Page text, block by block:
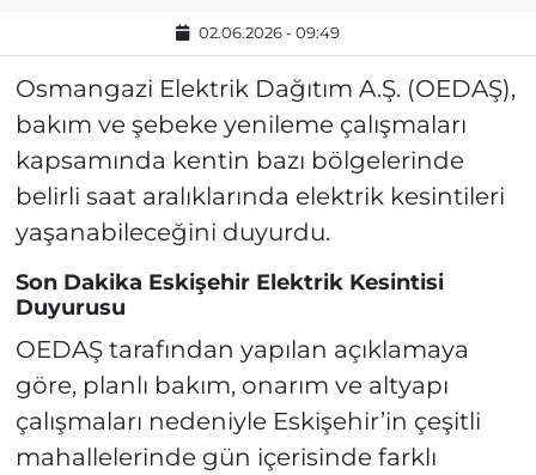
02.06.2026 - 09:49
Osmangazi Elektrik Dağıtım A.Ş. (OEDAŞ),
bakım ve şebeke yenileme çalışmaları
kapsamında kentin bazı bölgelerinde
belirli saat aralıklarında elektrik kesintileri
yaşanabileceğini duyurdu.
Son Dakika Eskişehir Elektrik Kesintisi
Duyurusu
OEDAŞ tarafından yapılan açıklamaya
göre, planlı bakım, onarım ve altyapı
çalışmaları nedeniyle Eskişehir’in çeşitli
mahallelerinde gün içerisinde farklı